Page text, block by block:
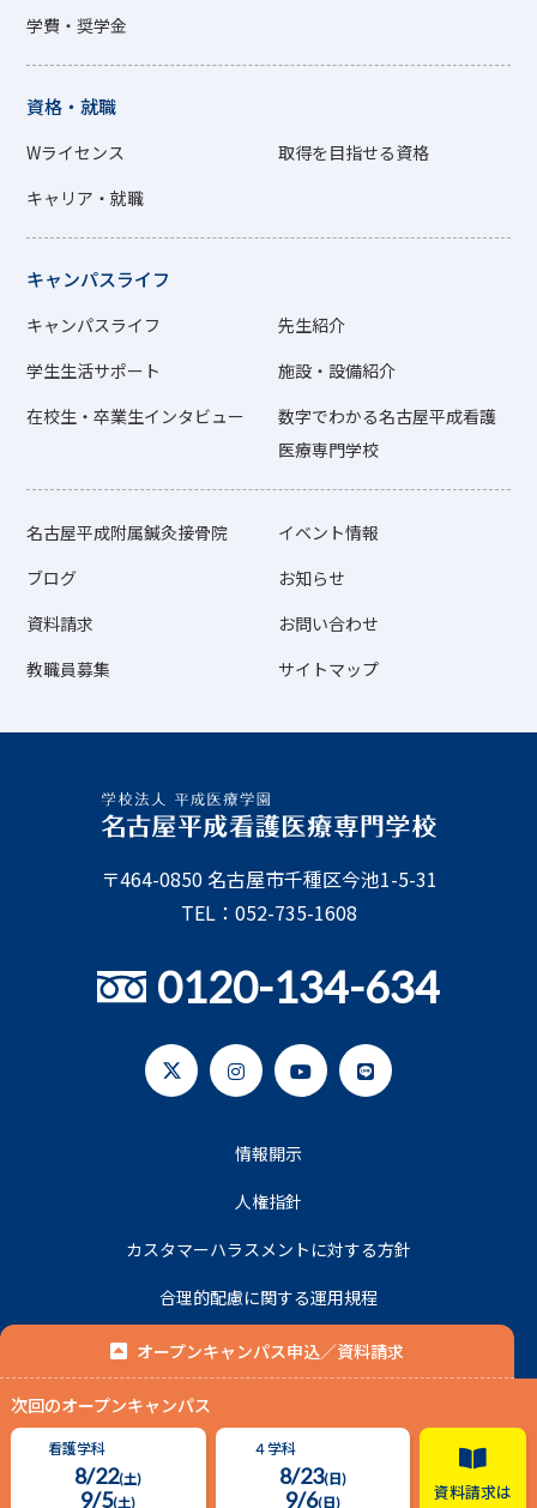
学費・奨学金
資格・就職
Wライセンス
取得を目指せる資格
キャリア・就職
キャンパスライフ
キャンパスライフ
先生紹介
学生生活サポート
施設・設備紹介
在校生・卒業生インタビュー
数字でわかる名古屋平成看護
医療専門学校
名古屋平成附属鍼灸接骨院
イベント情報
ブログ
お知らせ
資料請求
お問い合わせ
教職員募集
サイトマップ
〒464-0850 名古屋市千種区今池1-5-31
TEL：052-735-1608
0120-134-634
情報開示
人権指針
カスタマーハラスメントに対する方針
合理的配慮に関する運用規程
プライバシーポリシー
© 2020 名古屋平成看護医療専門学校.
オープンキャンパス申込／資料請求
次回のオープンキャンパス
看護学科
8/22(土)
9/5(土)
４学科
8/23(日)
9/6(日)
資料請求は